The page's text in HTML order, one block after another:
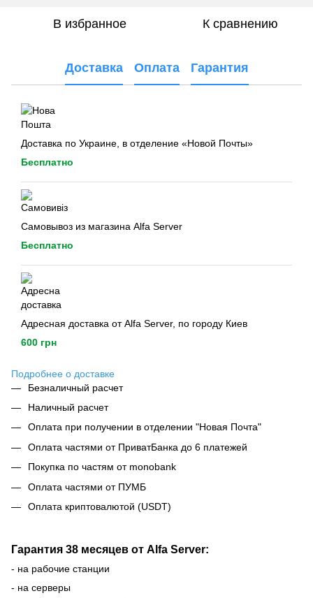
В избранное К сравнению
Доставка Оплата Гарантия
Доставка по Украине, в отделение «Новой Почты»
Бесплатно
Самовывоз из магазина Alfa Server
Бесплатно
Адресная доставка от Alfa Server, по городу Киев
600 грн
Подробнее о доставке
Безналичный расчет
Наличный расчет
Оплата при получении в отделении "Новая Почта"
Оплата частями от ПриватБанка до 6 платежей
Покупка по частям от monobank
Оплата частями от ПУМБ
Оплата криптовалютой (USDT)
Гарантия 38 месяцев от Alfa Server:
- на рабочие станции
- на серверы